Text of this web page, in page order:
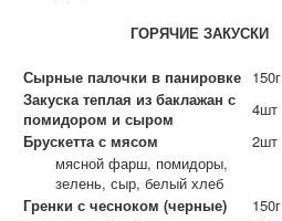
ГОРЯЧИЕ ЗАКУСКИ
Сырные палочки в панировке 150г
Закуска теплая из баклажан с
помидором и сыром
4шт
Брускетта с мясом
2шт
мясной фарш, помидоры,
зелень, сыр, белый хлеб
Гренки с чесноком (черные)
150г